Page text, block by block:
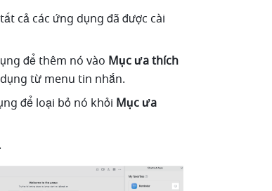
cả các ứng dụng đã được cài
để thêm nó vào Mục ưa thích
từ menu tin nhắn.
để loại bỏ nó khỏi Mục ưa